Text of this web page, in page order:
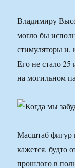
Владимиру
могло бы
стимуляторы и,
Его не стало
на могильном
Масштаб фигур
кажется, будто
прошлого в